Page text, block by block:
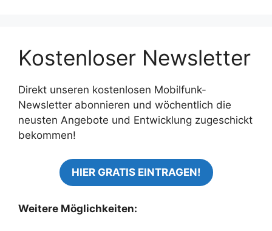
Kostenloser Newsletter
Direkt unseren kostenlosen Mobilfunk-
Newsletter abonnieren und wöchentlich die
neusten Angebote und Entwicklung zugeschickt
bekommen!
HIER GRATIS EINTRAGEN!
Weitere Möglichkeiten: